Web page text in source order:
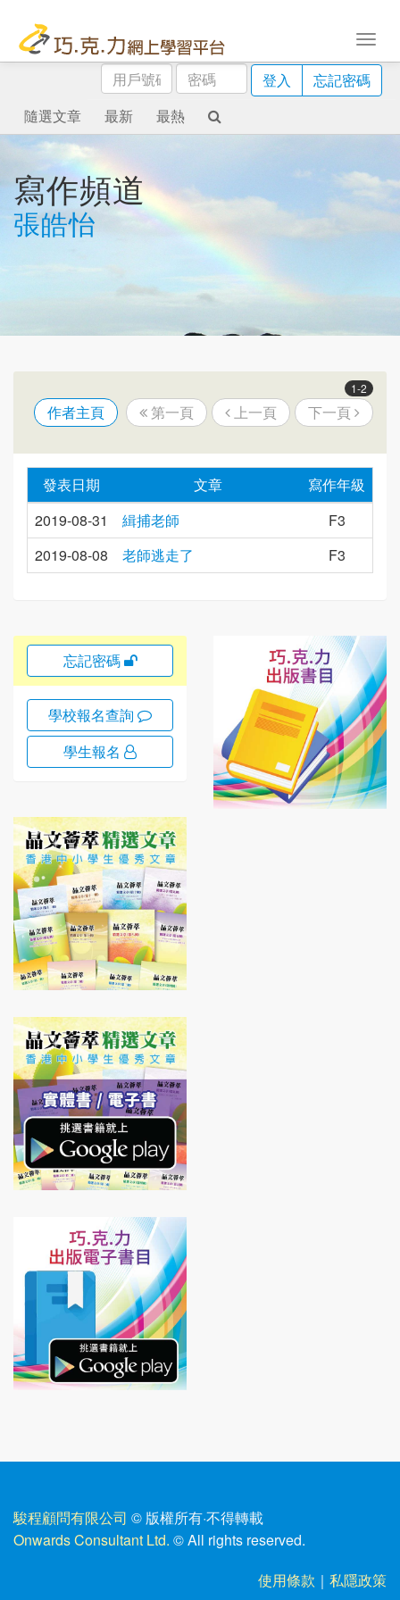
用
戶
號
碼
密
碼
登入
忘記密碼
隨選文章
最新 最熱
寫作頻道
張皓怡
1-2
作者主頁 第一頁 上一頁 下一頁
發表日期 文章
寫作年級
2019-08-31
緝捕老師
F3
2019-08-08
老師逃走了 F3
忘記密碼
學校報名查詢
學生報名
駿程顧問有限公司 © 版權所有·不得轉載
Onwards Consultant Ltd. © All rights reserved.
使用條款 ｜ 私隱政策